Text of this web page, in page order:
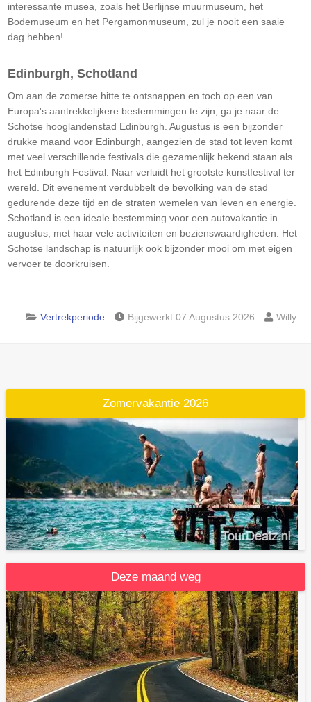
interessante musea, zoals het Berlijnse muurmuseum, het
Bodemuseum en het Pergamonmuseum, zul je nooit een saaie
dag hebben!
Edinburgh, Schotland
Om aan de zomerse hitte te ontsnappen en toch op een van
Europa's aantrekkelijkere bestemmingen te zijn, ga je naar de
Schotse hooglandenstad Edinburgh. Augustus is een bijzonder
drukke maand voor Edinburgh, aangezien de stad tot leven komt
met veel verschillende festivals die gezamenlijk bekend staan als
het Edinburgh Festival. Naar verluidt het grootste kunstfestival ter
wereld. Dit evenement verdubbelt de bevolking van de stad
gedurende deze tijd en de straten wemelen van leven en energie.
Schotland is een ideale bestemming voor een autovakantie in
augustus, met haar vele activiteiten en bezienswaardigheden. Het
Schotse landschap is natuurlijk ook bijzonder mooi om met eigen
vervoer te doorkruisen.
Vertrekperiode Bijgewerkt 07 Augustus 2026 Willy
Zomervakantie 2026
Deze maand weg